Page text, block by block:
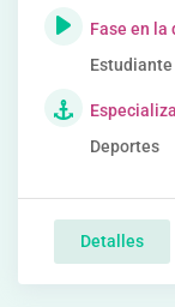
Fase en la
Deportes
Detalles